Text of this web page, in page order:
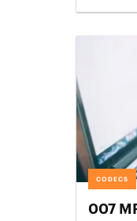
CODECS
007